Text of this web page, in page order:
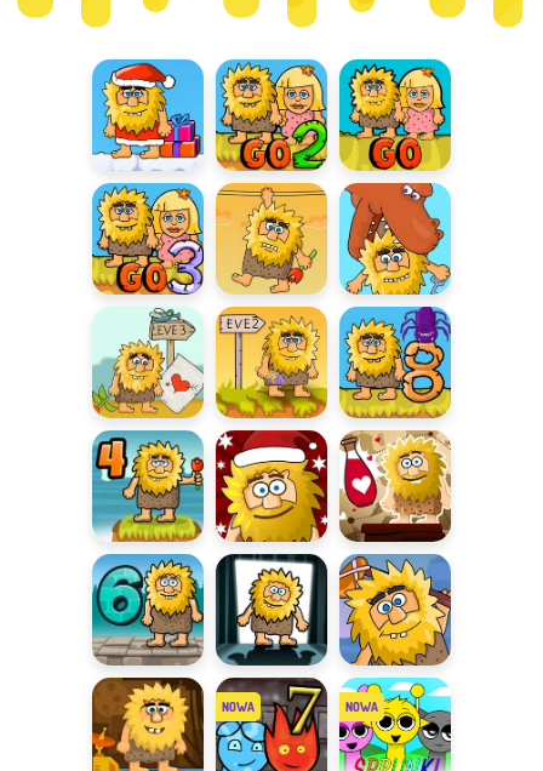
Świąteczna
przygoda
Przygody
Adama i Ewy
Przygody
Adama i Ewy
Przygody
Adama i Ewy
3
Adam i Ewa Adam i Ewa 7
Adam i Ewa 3 Adam i Ewa 2 Adam i Ewa 8
Adam i Ewa 4
Święta
Adama i Ewy
Miłosna
Mikstura
Adam i Ewa 6
Straszny
Adam
Golf z
Adamem